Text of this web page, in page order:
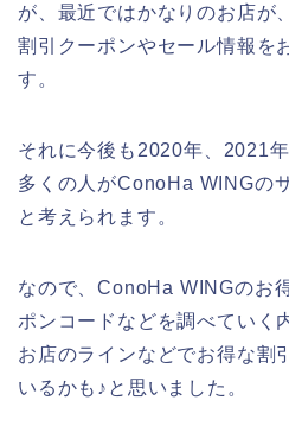
が、最近ではかなりのお店が
割引クーポンやセール情報を
す。
それに今後も2020年、2021
多くの人がConoHa WINGの
と考えられます。
なので、ConoHa WINGのお
ポンコードなどを調べていく
お店のラインなどでお得な割
いるかも♪と思いました。